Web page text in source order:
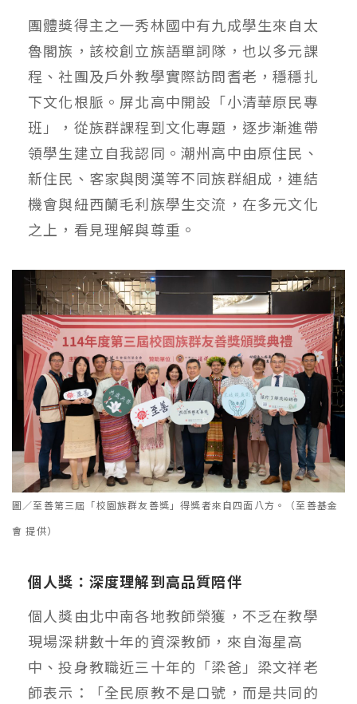
團體獎得主之一秀林國中有九成學生來自太
魯閣族，該校創立族語單詞隊，也以多元課
程、社團及戶外教學實際訪問耆老，穩穩扎
下文化根脈。屏北高中開設「小清華原民專
班」，從族群課程到文化專題，逐步漸進帶
領學生建立自我認同。潮州高中由原住民、
新住民、客家與閔漢等不同族群組成，連結
機會與紐西蘭毛利族學生交流，在多元文化
之上，看見理解與尊重。
圖／至善第三屆「校園族群友善獎」得獎者來自四面八方。（至善基金
會 提供）
個人獎：深度理解到高品質陪伴
個人獎由北中南各地教師榮獲，不乏在教學
現場深耕數十年的資深教師，來自海星高
中、投身教職近三十年的「梁爸」梁文祥老
師表示：「全民原教不是口號，而是共同的